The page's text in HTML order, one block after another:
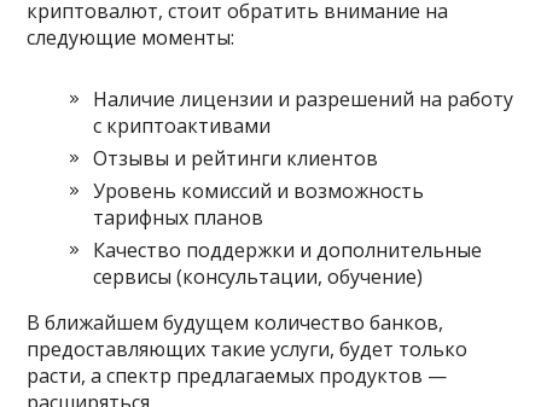
криптовалют, стоит обратить внимание на
следующие моменты:
Наличие лицензии и разрешений на работу
с криптоактивами
Отзывы и рейтинги клиентов
Уровень комиссий и возможность
тарифных планов
Качество поддержки и дополнительные
сервисы (консультации, обучение)
В ближайшем будущем количество банков,
предоставляющих такие услуги, будет только
расти, а спектр предлагаемых продуктов —
расширяться.